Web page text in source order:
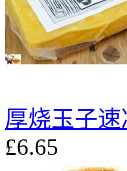
厚烧玉子速
£6.65